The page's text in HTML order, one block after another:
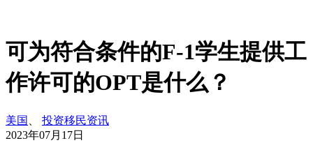
可为符合条件的F-1学生提供工
作许可的OPT是什么？
美国
投资移民资讯
2023年07月17日